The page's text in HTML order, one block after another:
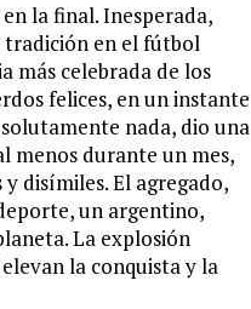
la final. Inesperada,
tradición en el fútbol
más celebrada de los
felices, en un instante
nada, dio una
menos durante un mes,
disímiles. El agregado,
un argentino,
La explosión
la conquista y la